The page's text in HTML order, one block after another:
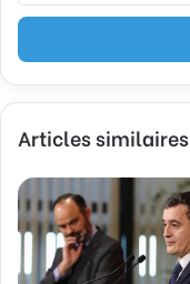
t
e
z
o
r
e
a
r
Articles similaires